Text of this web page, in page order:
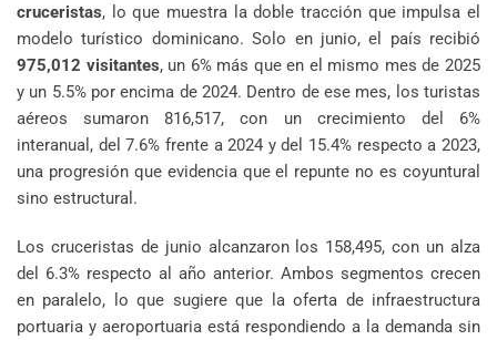
cruceristas, lo que muestra la doble tracción que impulsa el
modelo turístico dominicano. Solo en junio, el país recibió
975,012 visitantes, un 6% más que en el mismo mes de 2025
y un 5.5% por encima de 2024. Dentro de ese mes, los turistas
aéreos sumaron 816,517, con un crecimiento del 6%
interanual, del 7.6% frente a 2024 y del 15.4% respecto a 2023,
una progresión que evidencia que el repunte no es coyuntural
sino estructural.
Los cruceristas de junio alcanzaron los 158,495, con un alza
del 6.3% respecto al año anterior. Ambos segmentos crecen
en paralelo, lo que sugiere que la oferta de infraestructura
portuaria y aeroportuaria está respondiendo a la demanda sin